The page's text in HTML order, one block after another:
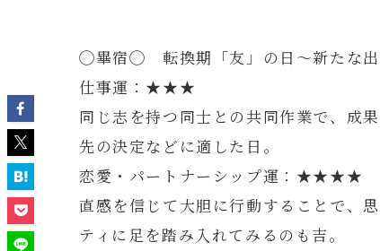
◯畢宿◯ 転換期「友」の日～新たな出
仕事運：★★★
同じ志を持つ同士との共同作業で、成
先の決定などに適した日。
恋愛・パートナーシップ運：★★★★
直感を信じて大胆に行動することで、
ティに足を踏み入れてみるのも吉。